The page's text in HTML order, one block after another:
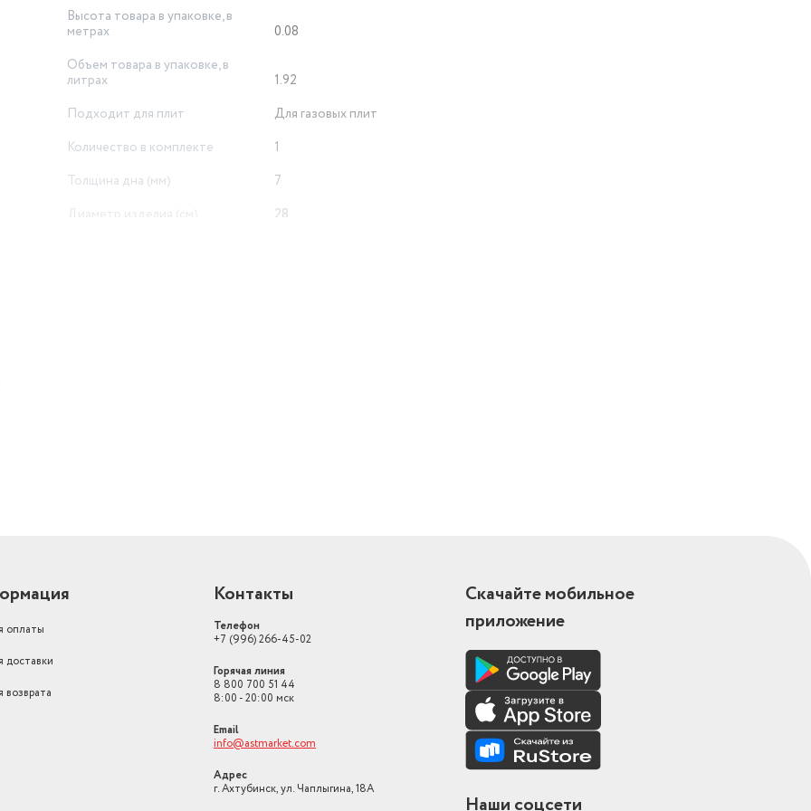
Высота товара в упаковке, в
метрах
0.08
Объем товара в упаковке, в
литрах
1.92
Подходит для плит
Для газовых плит
Количество в комплекте
1
Толщина дна (мм)
7
Диаметр изделия (см)
28
оплаты
доставки
возврата
Контакты
Телефон
+7 (996) 266-45-02
Горячая линия
8 800 700 51 44
8:00 - 20:00 мск
Email
info@astmarket.com
Адрес
г. Ахтубинск, ул. Чаплыгина, 18А
Скачайте мобильное
приложение
Наши соцсети